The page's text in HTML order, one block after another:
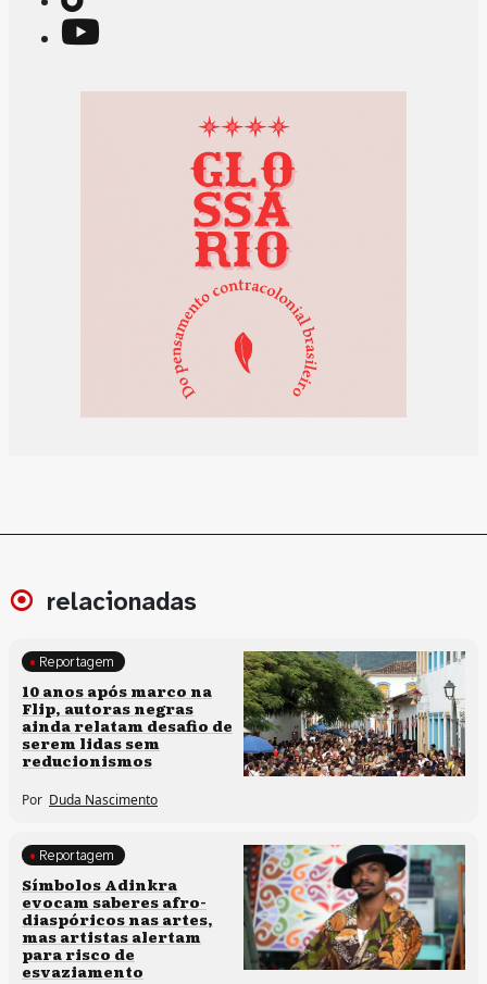
relacionadas
Processos artísticos
Reportagem
10 anos após marco na
Flip, autoras negras
ainda relatam desafio de
serem lidas sem
reducionismos
Por Duda Nascimento
Processos artísticos
Reportagem
Símbolos Adinkra
evocam saberes afro-
diaspóricos nas artes,
mas artistas alertam
para risco de
esvaziamento